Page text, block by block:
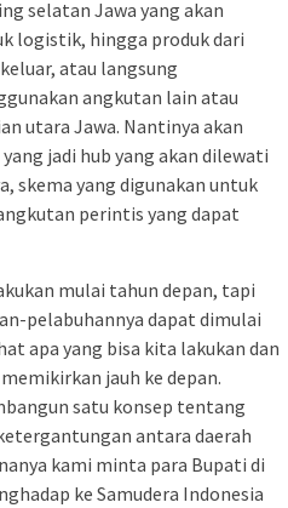
selatan Jawa yang akan
logistik, hingga produk dari
atau langsung
angkutan lain atau
utara Jawa. Nantinya akan
jadi hub yang akan dilewati
skema yang digunakan untuk
perintis yang dapat
mulai tahun depan, tapi
pelabuhannya dapat dimulai
apa yang bisa kita lakukan dan
jauh ke depan.
satu konsep tentang
antara daerah
kami minta para Bupati di
ke Samudera Indonesia